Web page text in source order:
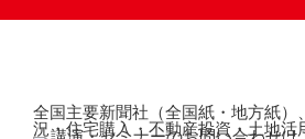
全国主要新聞社（全国紙・地方紙
況・住宅購入・不動産投資・土地活